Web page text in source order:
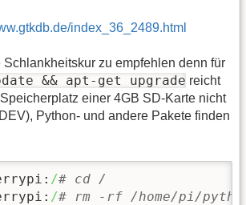
index_36_2489.html
zu empfehlen denn für
&& apt-get upgrade reicht
einer 4GB SD-Karte nicht
Python- und andere Pakete finden
/# cd /
/# rm -rf /home/pi/